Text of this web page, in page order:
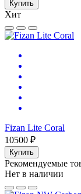
Купить
Хит
Fizan Lite Coral
10500 ₽
Купить
Рекомендуемые
Нет в наличии